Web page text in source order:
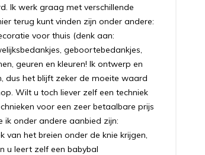
Ik werk graag met verschillende
terug kunt vinden zijn onder andere:
voor thuis (denk aan:
geboortebedankjes,
geuren en kleuren! Ik ontwerp en
dus het blijft zeker de moeite waard
Wilt u toch liever zelf een techniek
voor een zeer betaalbare prijs
ik onder andere aanbied zijn:
van het breien onder de knie krijgen,
u leert zelf een babybal